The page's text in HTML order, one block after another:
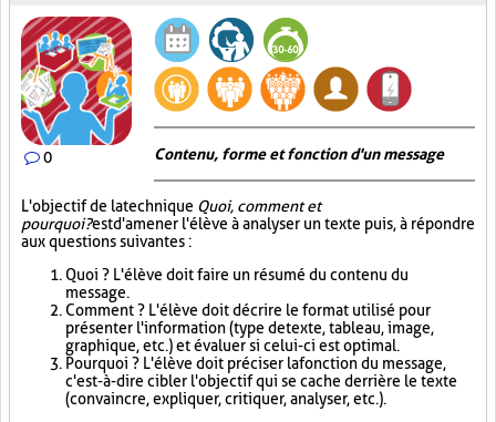
0 Contenu, forme et fonction d'un message
L'objectif de la technique Quoi, comment et
pourquoi?est d'amener l'élève à analyser un texte puis, à répondre
aux questions suivantes :
Quoi ? L'élève doit faire un résumé du contenu du
message.
Comment ? L'élève doit décrire le format utilisé pour
présenter l'information (type de texte, tableau, image,
graphique, etc.) et évaluer si celui-ci est optimal.
Pourquoi ? L'élève doit préciser la fonction du message,
c'est-à-dire cibler l'objectif qui se cache derrière le texte
(convaincre, expliquer, critiquer, analyser, etc.).